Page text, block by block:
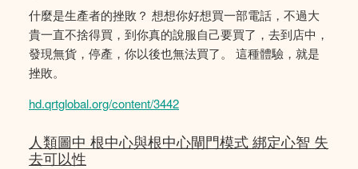
什麼是生產者的挫敗？ 想想你好想買一部電話，不過大
貴一直不捨得買，到你真的說服自己要買了，去到店中，
發現無貨，停產，你以後也無法買了。 這種體驗，就是
挫敗。
hd.qrtglobal.org/content/3442
人類圖中 根中心與根中心閘門模式 綁定心智 失
去可以性